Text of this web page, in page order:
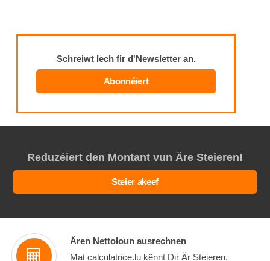
Schreiwt Iech fir d'Newsletter an.
Abonnéiert
Reduzéiert den Montant vun Äre Steieren!
Steier akeef
Ären Nettoloun ausrechnen
Mat calculatrice.lu kënnt Dir Är Steieren,